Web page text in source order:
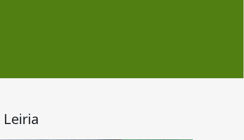
Leiria